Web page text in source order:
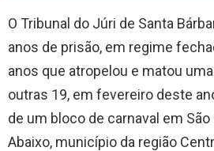
O Tribunal do Júri de Santa
anos de prisão, em regime
anos que atropelou e matou
outras 19, em fevereiro deste
de um bloco de carnaval em São
Abaixo, município da região